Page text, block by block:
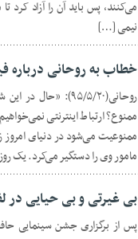
می‌کنند، پس باید آن را آزاد
نیمی […]
خطاب به روحانی درباره
روحانی(۹۵/۵/۲۰):
ممنوع؟ ارتباط اینترنتی
ممنوعیت می‌شود در دنیای
مامور وی را دستگیر می‌کرد. یک
بی غیرتی و بی حیایی
پس از برگزاری جشن سینمایی